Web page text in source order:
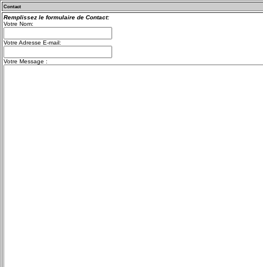
Contact
Remplissez le formulaire de Contact:
Votre Nom:
Votre Adresse E-mail:
Votre Message :